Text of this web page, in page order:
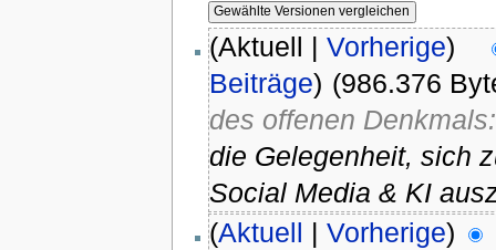
(Aktuell | Vorherige)
Beiträge) (986.376
des offenen
die Gelegenheit, sich
Social Media & KI
(Aktuell | Vorherige)